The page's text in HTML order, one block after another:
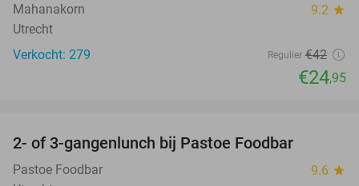
Mahanakorn 9.2 star
Utrecht
Verkocht: 279
Regulier €42
€24,95
2- of 3-gangenlunch bij Pastoe Foodbar
Pastoe Foodbar 9.6 star